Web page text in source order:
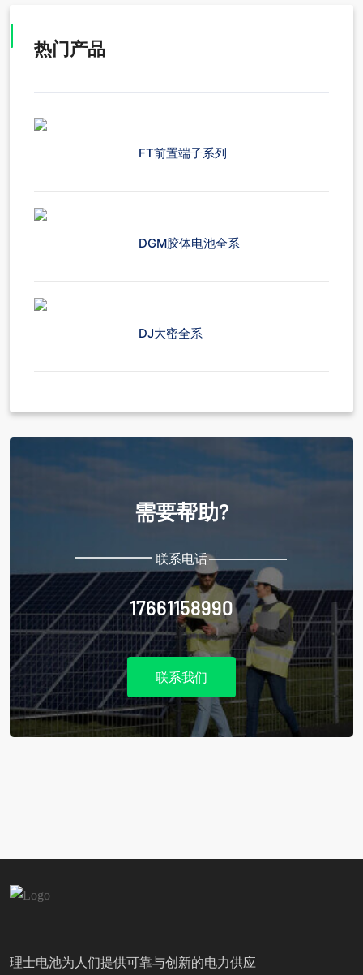
热门产品
FT前置端子系列
DGM胶体电池全系
DJ大密全系
需要帮助?
联系电话
17661158990
联系我们
理士电池为人们提供可靠与创新的电力供应